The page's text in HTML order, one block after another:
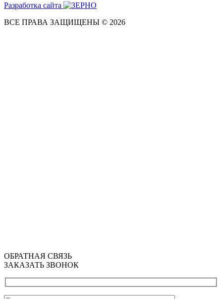
Разработка сайта
ВСЕ ПРАВА ЗАЩИЩЕНЫ © 2026
ОБРАТНАЯ СВЯЗЬ
ЗАКАЗАТЬ ЗВОНОК